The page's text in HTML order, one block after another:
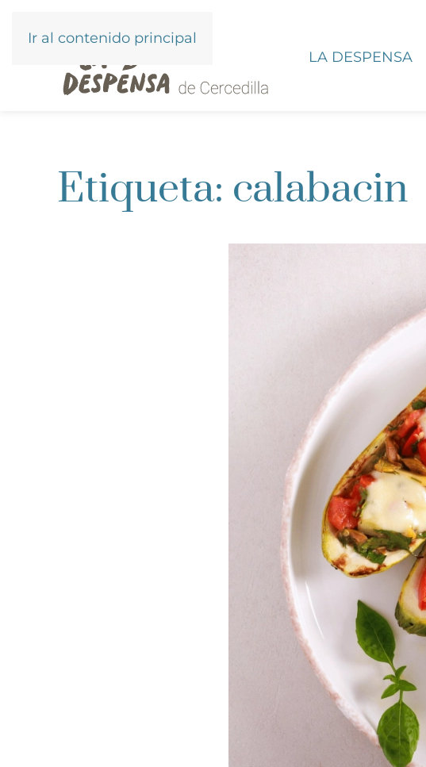
Ir al contenido principal
LA DESPENSA
Etiqueta: calabacin